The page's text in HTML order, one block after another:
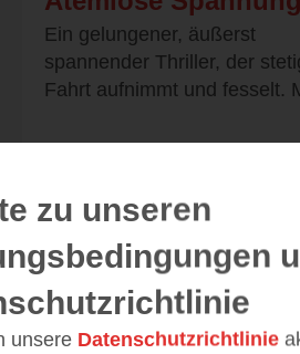
Ein gelungener, äußerst
spannender Thriller, der
Fahrt aufnimmt und fesselt.
Alle 17 Rezensionen
zu unseren
unsere Datenschutzrichtlinie